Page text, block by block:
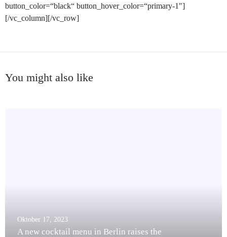
button_color=“black“ button_hover_color=“primary-1″]
[/vc_column][/vc_row]
You might also like
Oktober 17, 2023
A new cocktail menu in Berlin raises the